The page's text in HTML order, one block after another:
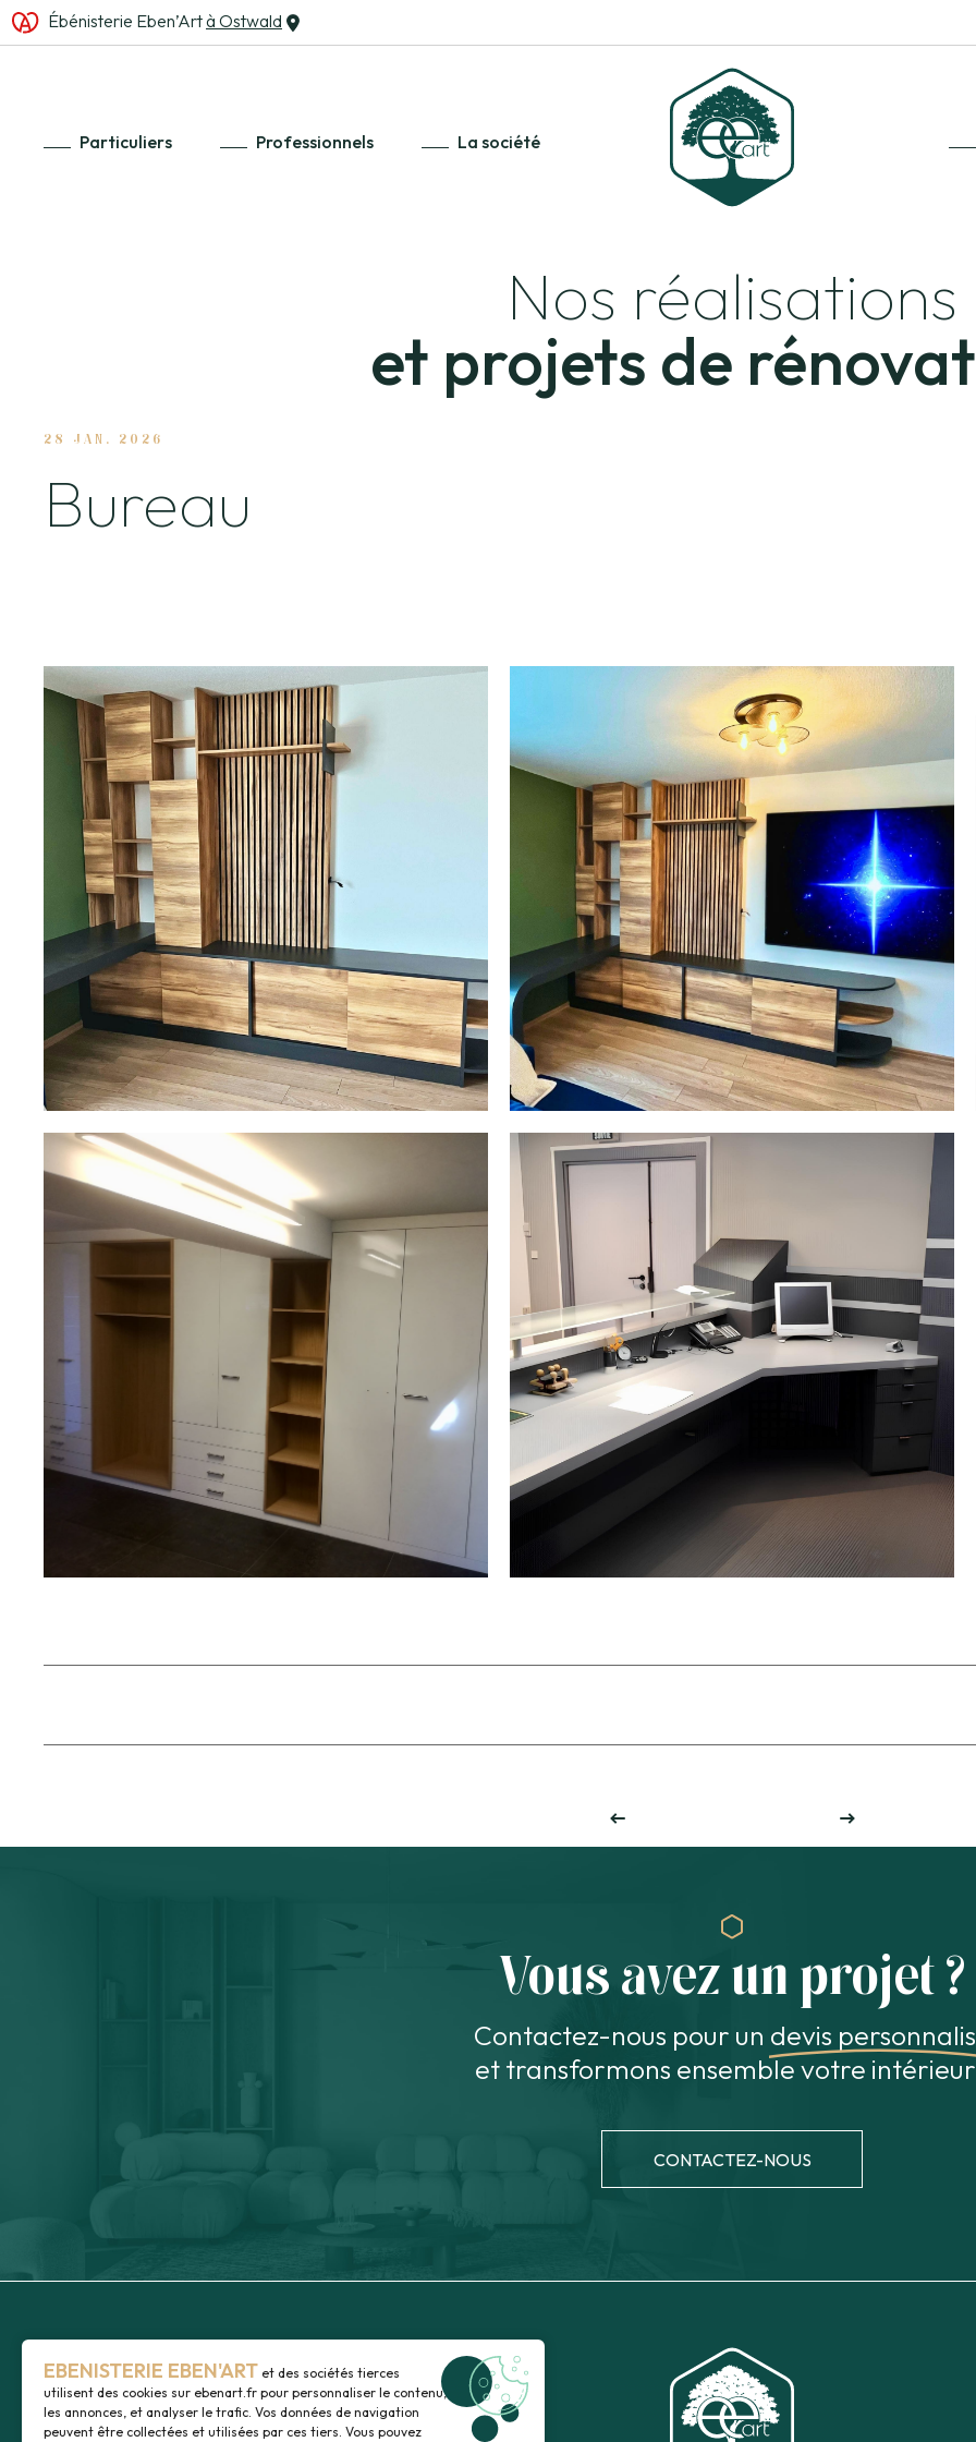
Ébénisterie Eben’Artà Ostwald
Particuliers Professionnels La société
Nos réalisations
et projets de
28 JAN. 2026
Bureau
Vous avez un projet ?
Contactez-nous pour un devis
et transformons ensemble votre
CONTACTEZ-NOUS
PARTICULIERS
PROFESSIONNELS
Agencement CHR
LA SOCIÉTÉ
RÉALISATIONS
NOS PRODUITS
EBENISTERIE EBEN'ART et des sociétés tierces
utilisent des cookies sur ebenart.fr pour personnaliser le contenu,
les annonces, et analyser le trafic. Vos données de navigation
peuvent être collectées et utilisées par ces tiers. Vous pouvez